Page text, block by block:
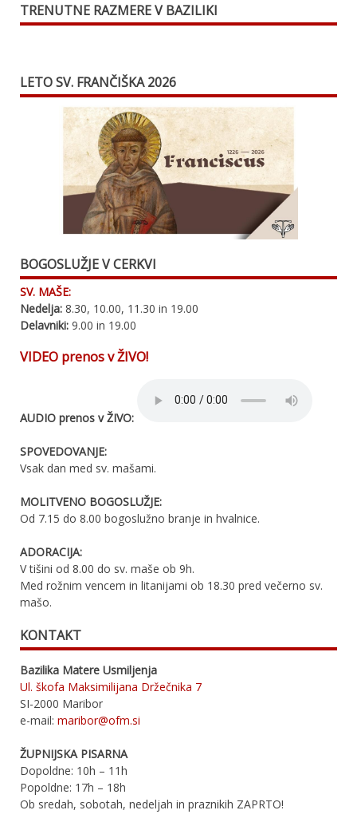
TRENUTNE RAZMERE V BAZILIKI
LETO SV. FRANČIŠKA 2026
BOGOSLUŽJE V CERKVI
SV. MAŠE:
Nedelja: 8.30, 10.00, 11.30 in 19.00
Delavniki: 9.00 in 19.00
VIDEO prenos v ŽIVO!
AUDIO prenos v ŽIVO:
SPOVEDOVANJE:
Vsak dan med sv. mašami.
MOLITVENO BOGOSLUŽJE:
Od 7.15 do 8.00 bogoslužno branje in hvalnice.
ADORACIJA:
V tišini od 8.00 do sv. maše ob 9h.
Med rožnim vencem in litanijami ob 18.30 pred večerno sv.
mašo.
KONTAKT
Bazilika Matere Usmiljenja
Ul. škofa Maksimilijana Držečnika 7
SI-2000 Maribor
e-mail: maribor@ofm.si
ŽUPNIJSKA PISARNA
Dopoldne: 10h – 11h
Popoldne: 17h – 18h
Ob sredah, sobotah, nedeljah in praznikih ZAPRTO!